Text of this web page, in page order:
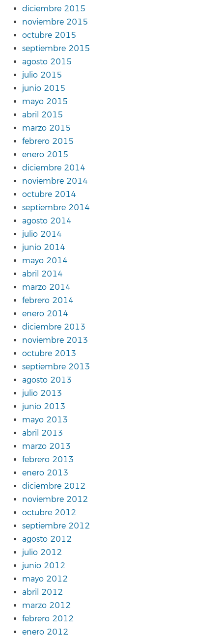
diciembre 2015
noviembre 2015
octubre 2015
septiembre 2015
agosto 2015
julio 2015
junio 2015
mayo 2015
abril 2015
marzo 2015
febrero 2015
enero 2015
diciembre 2014
noviembre 2014
octubre 2014
septiembre 2014
agosto 2014
julio 2014
junio 2014
mayo 2014
abril 2014
marzo 2014
febrero 2014
enero 2014
diciembre 2013
noviembre 2013
octubre 2013
septiembre 2013
agosto 2013
julio 2013
junio 2013
mayo 2013
abril 2013
marzo 2013
febrero 2013
enero 2013
diciembre 2012
noviembre 2012
octubre 2012
septiembre 2012
agosto 2012
julio 2012
junio 2012
mayo 2012
abril 2012
marzo 2012
febrero 2012
enero 2012